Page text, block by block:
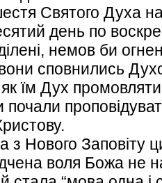
Святого Духа
день по
немов би
вони сповнились
їм Дух промовляти
почали
з Нового Заповіту
воля Божа не